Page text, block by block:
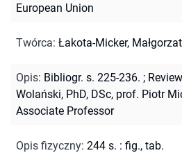
European Union
Twórca: Łakota-Micker,
Opis: Bibliogr. s. 225-236. ;
Wolański, PhD, DSc, prof. Piotr
Associate Professor
Opis fizyczny: 244 s. : fig., tab.